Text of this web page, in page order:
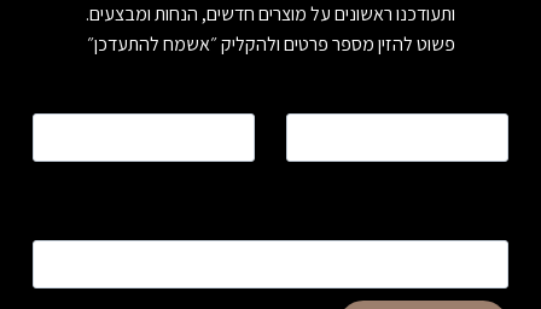
ותעודכנו ראשונים על מוצרים חדשים, הנחות ומבצעים.
פשוט להזין מספר פרטים ולהקליק ״אשמח להתעדכן״